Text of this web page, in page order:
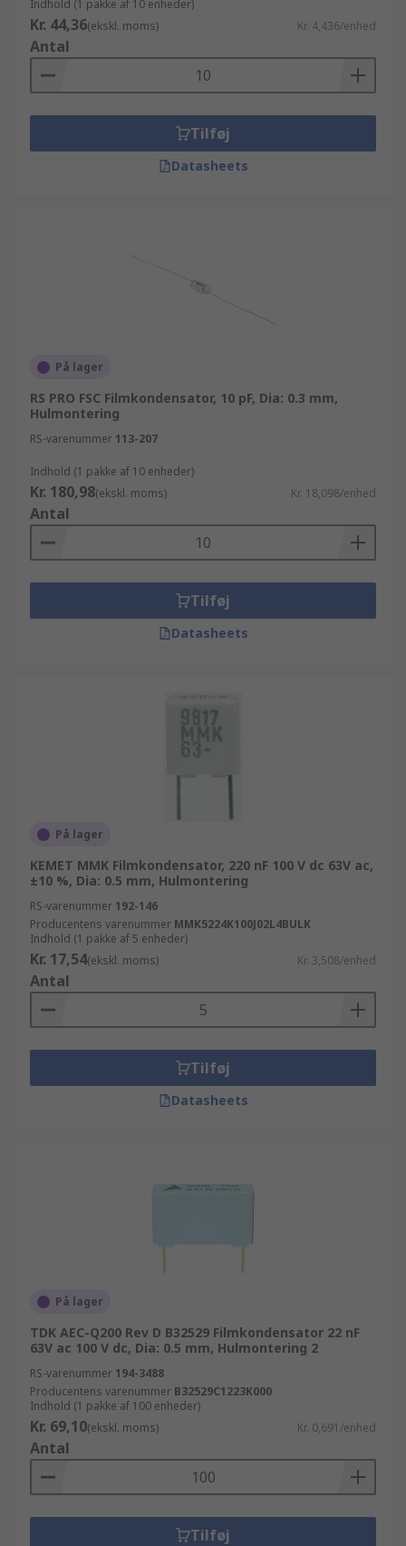
Indhold (1 pakke af 10 enheder)
Kr. 44,36(ekskl. moms) Kr. 4,436/enhed
Antal
Tilføj
Datasheets
På lager
RS PRO FSC Filmkondensator, 10 pF, Dia: 0.3 mm,
Hulmontering
RS-varenummer 113-207
Indhold (1 pakke af 10 enheder)
Kr. 180,98(ekskl. moms) Kr. 18,098/enhed
Antal
Tilføj
Datasheets
På lager
KEMET MMK Filmkondensator, 220 nF 100 V dc 63V ac,
±10 %, Dia: 0.5 mm, Hulmontering
RS-varenummer 192-146
Producentens varenummer MMK5224K100J02L4BULK
Indhold (1 pakke af 5 enheder)
Kr. 17,54(ekskl. moms) Kr. 3,508/enhed
Antal
Tilføj
Datasheets
På lager
TDK AEC-Q200 Rev D B32529 Filmkondensator 22 nF
63V ac 100 V dc, Dia: 0.5 mm, Hulmontering 2
RS-varenummer 194-3488
Producentens varenummer B32529C1223K000
Indhold (1 pakke af 100 enheder)
Kr. 69,10(ekskl. moms) Kr. 0,691/enhed
Antal
Tilføj